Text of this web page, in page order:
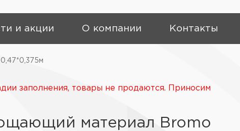
и акции О компании Контакты
заполнения, товары не продаются. Приносим
материал Bromo